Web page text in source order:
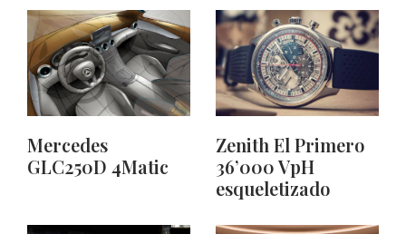
Mercedes
GLC250D 4Matic
Zenith El Primero
36’000 VpH
esqueletizado